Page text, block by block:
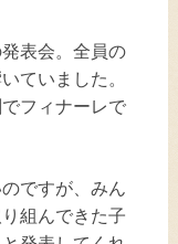
表会。全員の
ていました。
フィナーレで
ですが、みん
組んできた子